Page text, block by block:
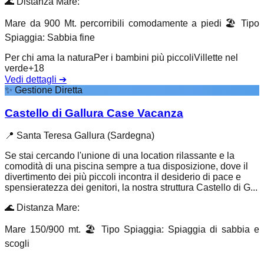
Mare da 900 Mt. percorribili comodamente a piedi 🏖️ Tipo
Spiaggia: Sabbia fine
Per chi ama la naturaPer i bambini più piccoliVillette nel
verde+18
Vedi dettagli ➔
✨ Gestione Diretta
Castello di Gallura Case Vacanza
📍 Santa Teresa Gallura (Sardegna)
Se stai cercando l'unione di una location rilassante e la
comodità di una piscina sempre a tua disposizione, dove il
divertimento dei più piccoli incontra il desiderio di pace e
spensieratezza dei genitori, la nostra struttura Castello di G...
🌊 Distanza Mare:
Mare 150/900 mt. 🏖️ Tipo Spiaggia: Spiaggia di sabbia e
scogli